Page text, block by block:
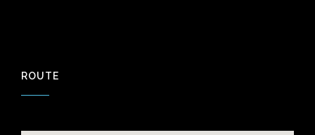
ROUTE